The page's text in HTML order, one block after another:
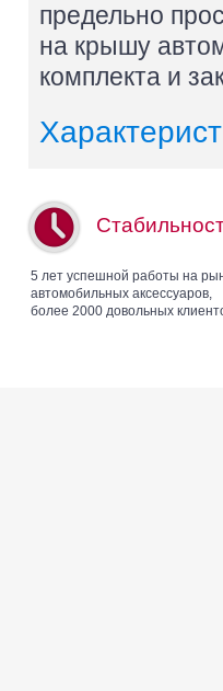
предельно
на крышу
комплекта и
5 лет успешной работы на
автомобильных аксессуаров,
более 2000 довольных